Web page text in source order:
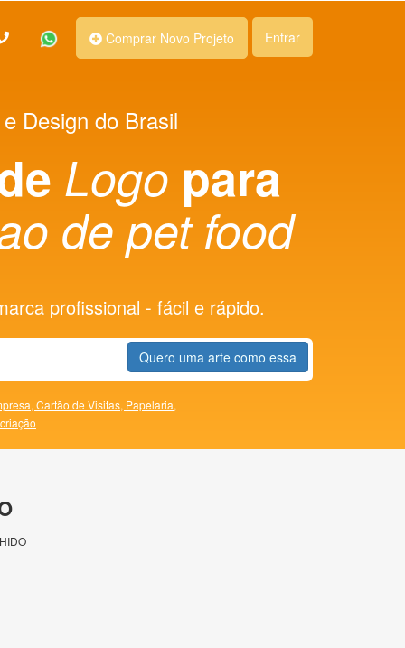
Comprar Novo Projeto Entrar
Design do Brasil
Logo para
de pet food
profissional - fácil e rápido.
Quero uma arte como essa
Cartão de Visitas, Papelaria,